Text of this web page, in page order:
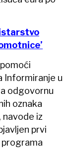
Informiranje u
odgovornu
oznaka
iz
prvi